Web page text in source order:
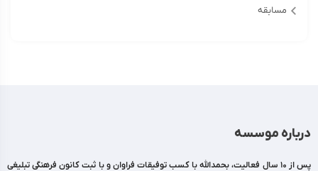
مسابقه
درباره موسسه
پس از 10 سال فعالیت، بحمدالله با کسب توفیقات فراوان و با ثبت کانون فرهنگی تبلیغی